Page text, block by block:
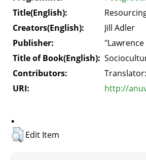
Title(English):
Creators(English):
Jill Adler
Publisher:
Title of Book(English):
Contributors:
URI:
http://
.
Edit Item